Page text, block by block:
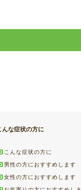
んな症状の方に
こんな症状の方に
男性の方におすすめします
女性の方におすすめします